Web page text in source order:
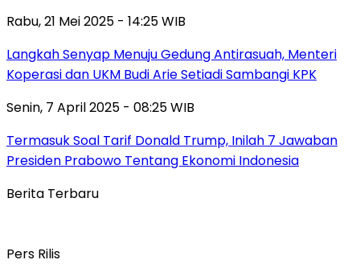
Rabu, 21 Mei 2025 - 14:25 WIB
Langkah Senyap Menuju Gedung Antirasuah, Menteri
Koperasi dan UKM Budi Arie Setiadi Sambangi KPK
Senin, 7 April 2025 - 08:25 WIB
Termasuk Soal Tarif Donald Trump, Inilah 7 Jawaban
Presiden Prabowo Tentang Ekonomi Indonesia
Berita Terbaru
Pers Rilis